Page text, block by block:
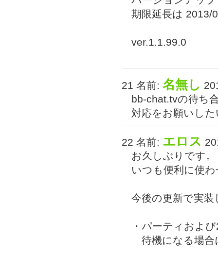
期限延長は 2013/
ver.1.1.99.0
21 名前: 名無し
bb-chat.tvの待ち
対応をお願いし
22 名前: エロス
お久しぶりです。
いつも便利に使
今後の更新で実
・パーティおよ
待機になる場合